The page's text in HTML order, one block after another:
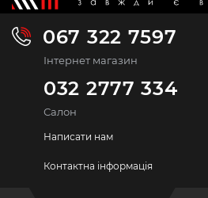
067 322 7597
Інтернет магазин
032 2777 334
Салон
Написати нам
Контактна інформація